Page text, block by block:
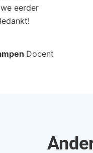
eerder
Docent